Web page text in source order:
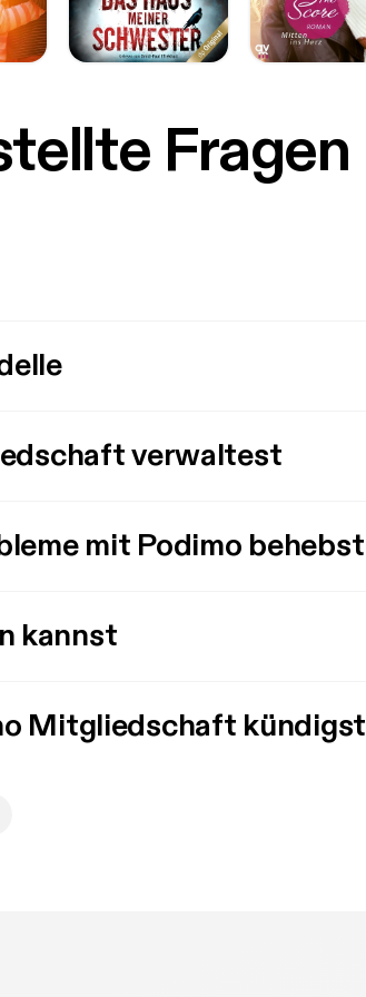
Fragen
verwaltest
mit Podimo behebst
kannst
Mitgliedschaft kündigst